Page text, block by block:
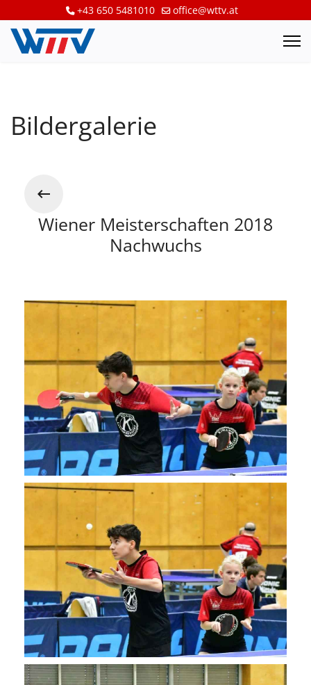
+43 650 5481010 office@wttv.at
Bildergalerie
Wiener Meisterschaften 2018
Nachwuchs